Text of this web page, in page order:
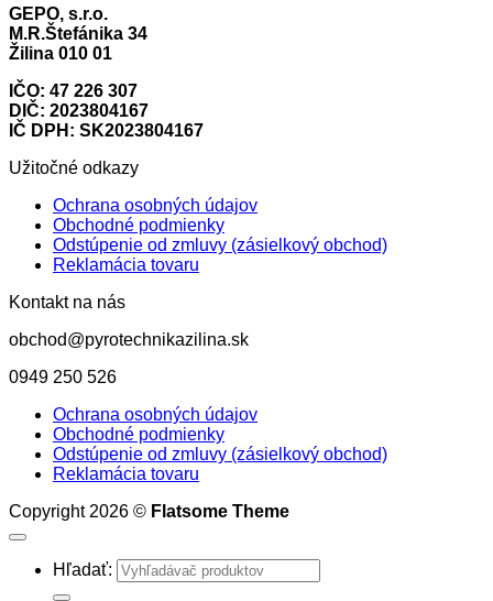
GEPO, s.r.o.
M.R.Štefánika 34
Žilina 010 01
IČO: 47 226 307
DIČ: 2023804167
IČ DPH: SK2023804167
Užitočné odkazy
Ochrana osobných údajov
Obchodné podmienky
Odstúpenie od zmluvy (zásielkový obchod)
Reklamácia tovaru
Kontakt na nás
obchod@pyrotechnikazilina.sk
0949 250 526
Ochrana osobných údajov
Obchodné podmienky
Odstúpenie od zmluvy (zásielkový obchod)
Reklamácia tovaru
Copyright 2026 © Flatsome Theme
Hľadať: